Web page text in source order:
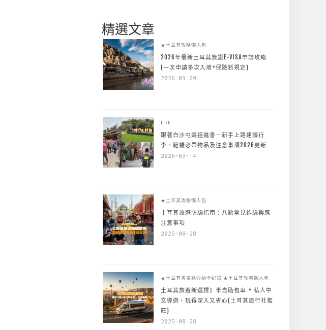
精選文章
★土耳其攻略懶人包
2026年最新土耳其簽證E-VISA申請攻略
(一次申請多次入境+保險新規定)
2026-03-29
LIFE
跟著白沙屯媽祖進香－新手上路建議行
李、鞋襪必帶物品及注意事項2026更新
2026-03-14
★土耳其攻略懶人包
土耳其旅遊防騙指南：八點常見詐騙與應
注意事項
2025-08-28
★土耳其各景點介紹全紀錄 ★土耳其攻略懶人包
土耳其旅遊新選擇》半自助包車 + 私人中
文導遊，玩得深入又省心(土耳其旅行社推
薦)
2025-08-28